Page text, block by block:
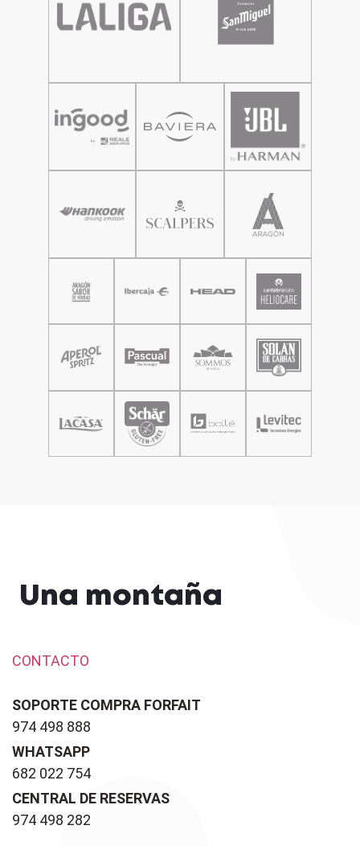
Una montaña
CONTACTO
SOPORTE COMPRA FORFAIT
974 498 888
WHATSAPP
682 022 754
CENTRAL DE RESERVAS
974 498 282